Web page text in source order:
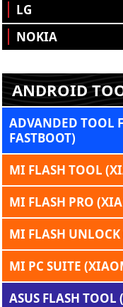
LG
NOKIA
ANDROID
ADVANDED TOOL
FASTBOOT)
MI FLASH TOOL
MI FLASH PRO
MI FLASH
MI PC SUITE
ASUS FLASH TOOL